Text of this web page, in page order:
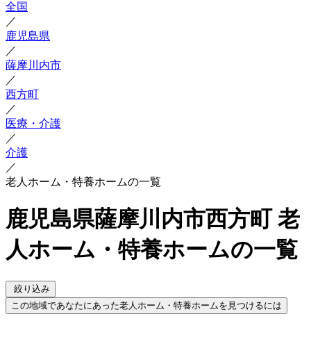
全国
／
鹿児島県
／
薩摩川内市
／
西方町
／
医療・介護
／
介護
／
老人ホーム・特養ホームの一覧
鹿児島県薩摩川内市西方町 老
人ホーム・特養ホームの一覧
絞り込み
この地域であなたにあった老人ホーム・特養ホームを見つけるには